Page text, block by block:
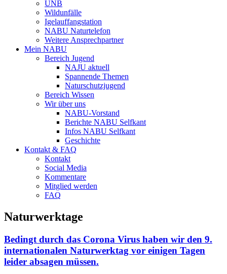
UNB
Wildunfälle
Igelauffangstation
NABU Naturtelefon
Weitere Ansprechpartner
Mein NABU
Bereich Jugend
NAJU aktuell
Spannende Themen
Naturschutzjugend
Bereich Wissen
Wir über uns
NABU-Vorstand
Berichte NABU Selfkant
Infos NABU Selfkant
Geschichte
Kontakt & FAQ
Kontakt
Social Media
Kommentare
Mitglied werden
FAQ
Naturwerktage
Bedingt durch das Corona Virus haben wir den 9.
internationalen Naturwerktag vor einigen Tagen
leider absagen müssen.